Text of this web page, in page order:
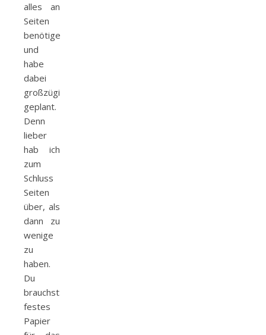
alles an
Seiten
benötige
und
habe
dabei
großzügig
geplant.
Denn
lieber
hab ich
zum
Schluss
Seiten
über, als
dann zu
wenige
zu
haben.
Du
brauchst:
festes
Papier